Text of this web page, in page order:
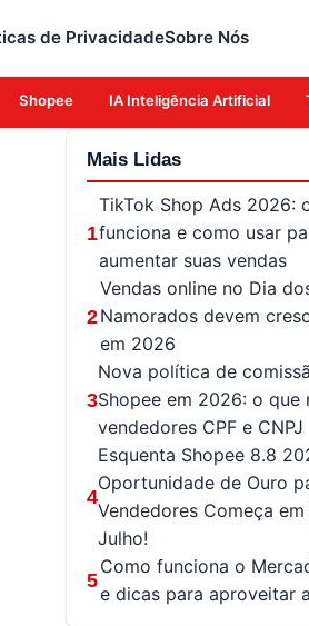
de PrivacidadeSobre Nós
Shopee IA Inteligência Artificial
Mais Lidas
1
TikTok Shop Ads 2026:
funciona e como usar
aumentar suas vendas
2
Vendas online no Dia
Namorados devem
em 2026
3
Nova política de
Shopee em 2026: o que
vendedores CPF e CNPJ
4
Esquenta Shopee 8.8
Oportunidade de Ouro
Vendedores Começa em
Julho!
5
Como funciona o
e dicas para aproveitar